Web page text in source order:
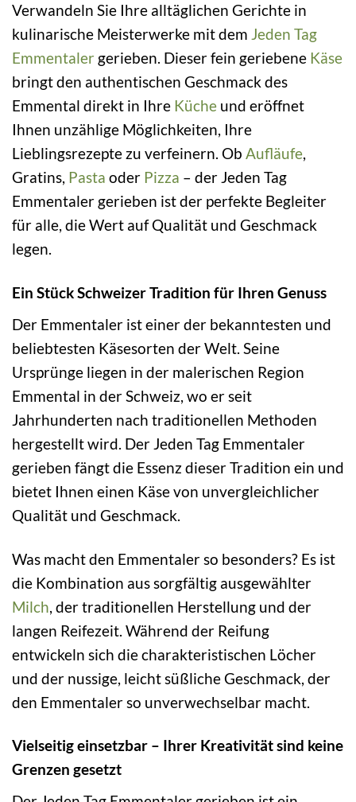
Verwandeln Sie Ihre alltäglichen Gerichte in
kulinarische Meisterwerke mit dem Jeden Tag
Emmentaler gerieben. Dieser fein geriebene Käse
bringt den authentischen Geschmack des
Emmental direkt in Ihre Küche und eröffnet
Ihnen unzählige Möglichkeiten, Ihre
Lieblingsrezepte zu verfeinern. Ob Aufläufe,
Gratins, Pasta oder Pizza – der Jeden Tag
Emmentaler gerieben ist der perfekte Begleiter
für alle, die Wert auf Qualität und Geschmack
legen.
Ein Stück Schweizer Tradition für Ihren Genuss
Der Emmentaler ist einer der bekanntesten und
beliebtesten Käsesorten der Welt. Seine
Ursprünge liegen in der malerischen Region
Emmental in der Schweiz, wo er seit
Jahrhunderten nach traditionellen Methoden
hergestellt wird. Der Jeden Tag Emmentaler
gerieben fängt die Essenz dieser Tradition ein und
bietet Ihnen einen Käse von unvergleichlicher
Qualität und Geschmack.
Was macht den Emmentaler so besonders? Es ist
die Kombination aus sorgfältig ausgewählter
Milch , der traditionellen Herstellung und der
langen Reifezeit. Während der Reifung
entwickeln sich die charakteristischen Löcher
und der nussige, leicht süßliche Geschmack, der
den Emmentaler so unverwechselbar macht.
Vielseitig einsetzbar – Ihrer Kreativität sind keine
Grenzen gesetzt